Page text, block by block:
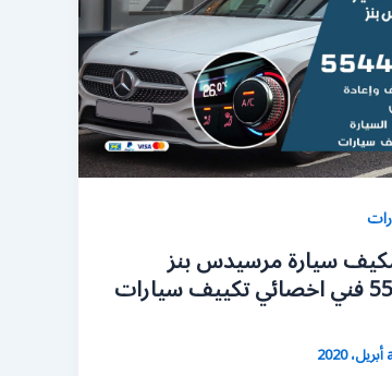
سيارة مرسيدس بنز
55445363 فني اخصائي تكييف سيارات